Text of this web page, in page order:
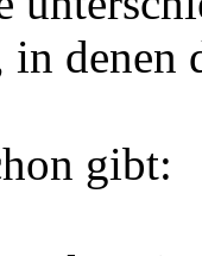
denen
gibt: